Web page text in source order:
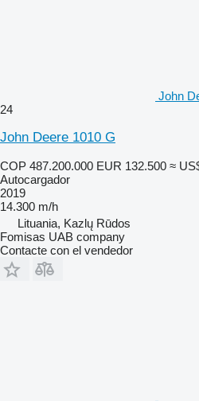
John
24
John Deere 1010 G
COP 487.200.000 EUR 132.500 ≈
Autocargador
2019
14.300 m/h
Lituania, Kazlų Rūdos
Fomisas UAB company
Contacte con el vendedor